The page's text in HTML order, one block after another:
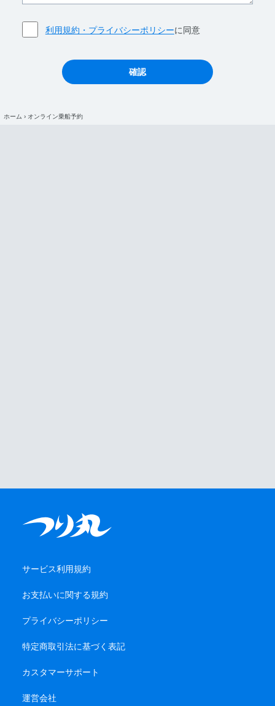
利用規約・プライバシーポリシーに同意
ホーム › オンライン乗船予約
サービス利用規約
お支払いに関する規約
プライバシーポリシー
特定商取引法に基づく表記
カスタマーサポート
運営会社